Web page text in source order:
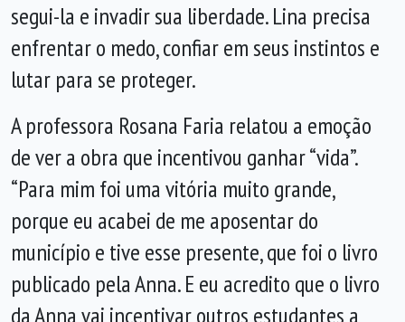
segui-la e invadir sua liberdade. Lina precisa
enfrentar o medo, confiar em seus instintos e
lutar para se proteger.
A professora Rosana Faria relatou a emoção
de ver a obra que incentivou ganhar “vida”.
“Para mim foi uma vitória muito grande,
porque eu acabei de me aposentar do
município e tive esse presente, que foi o livro
publicado pela Anna. E eu acredito que o livro
da Anna vai incentivar outros estudantes a